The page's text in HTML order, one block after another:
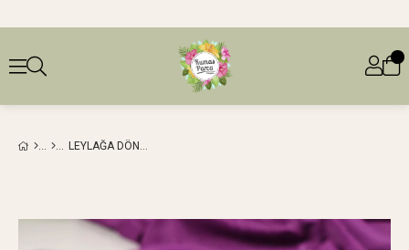
LEYLAĞA DÖNÜK PEMBE RENKTE DOLGUN ESNEK SATEN (EN 120 CM X BOY 240 CM)